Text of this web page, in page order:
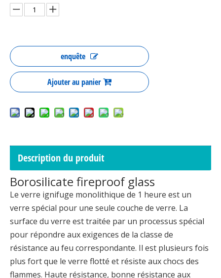
enquête
Ajouter au panier
Description du produit
Borosilicate fireproof glass
Le verre ignifuge monolithique de 1 heure est un
verre spécial pour une seule couche de verre. La
surface du verre est traitée par un processus spécial
pour répondre aux exigences de la classe de
résistance au feu correspondante. Il est plusieurs fois
plus fort que le verre flotté et résiste aux chocs des
flammes. Haute résistance, bonne résistance aux